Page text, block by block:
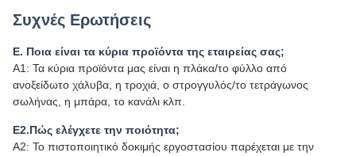
Συχνές Ερωτήσεις
Ε. Ποια είναι τα κύρια προϊόντα της εταιρείας σας;
Α1: Τα κύρια προϊόντα μας είναι η πλάκα/το φύλλο από
ανοξείδωτο χάλυβα, η τροχιά, ο στρογγυλός/το τετράγωνος
σωλήνας, η μπάρα, το κανάλι κλπ.
Ε2.Πώς ελέγχετε την ποιότητα;
Α2: Το πιστοποιητικό δοκιμής εργοστασίου παρέχεται με την